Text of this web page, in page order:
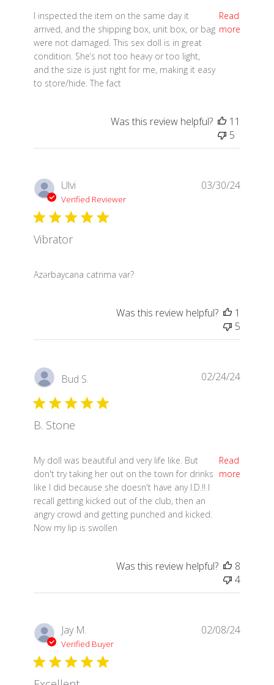
I inspected the item on the same day it
arrived, and the shipping box, unit box, or bag
were not damaged. This sex doll is in great
condition. She’s not too heavy or too light,
and the size is just right for me, making it easy
to store/hide. The fact
Read
more
read more about review content I inspected the
Was this review helpful?
11
5
Ulvi
Verified Reviewer
Vibrator
Azərbaycana catrima var?
read more about review content
03/30/24
Was this review helpful?
1
5
Bud S.
B. Stone
My doll was beautiful and very life like. But
don't try taking her out on the town for drinks
like I did because she doesn't have any I.D.!! I
recall getting kicked out of the club, then an
angry crowd and getting punched and kicked.
Now my lip is swollen
Read
more
read more about review content My doll was
02/24/24
Was this review helpful?
8
4
Jay M.
Verified Buyer
02/08/24